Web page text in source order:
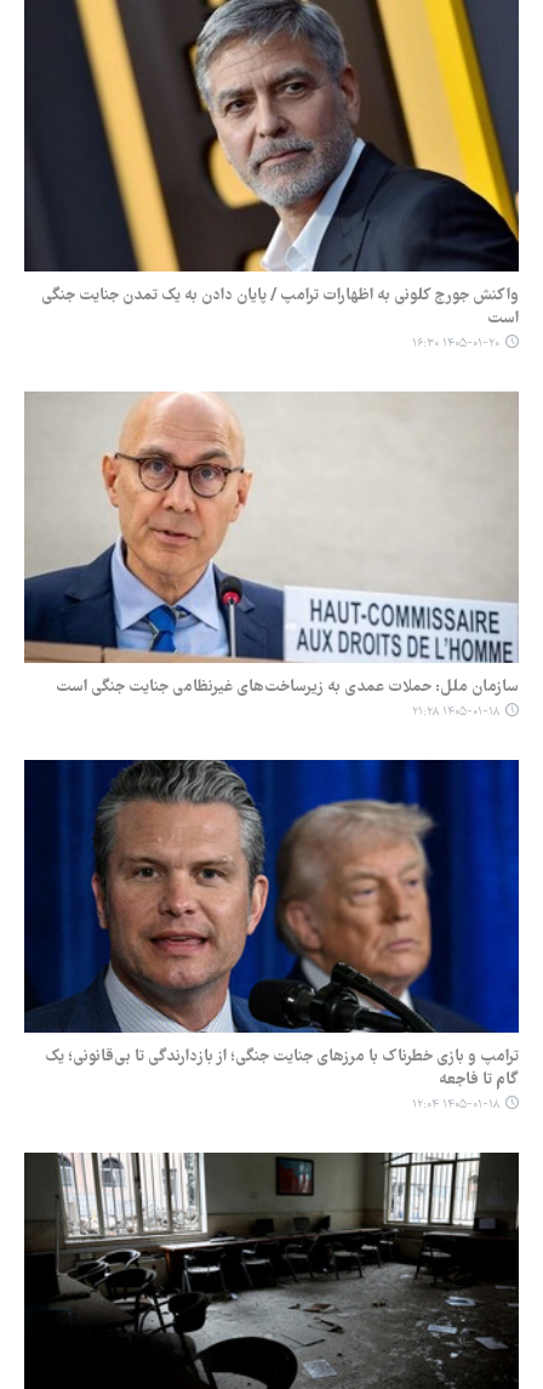
واکنش جورج کلونی به اظهارات ترامپ / پایان دادن به یک تمدن جنایت جنگی
است
۱۴۰۵-۰۱-۲۰ ۱۶:۳۰
سازمان ملل: حملات عمدی به زیرساخت‌های غیرنظامی جنایت جنگی است
۱۴۰۵-۰۱-۱۸ ۲۱:۲۸
ترامپ و بازی خطرناک با مرزهای جنایت جنگی؛ از بازدارندگی تا بی‌قانونی؛ یک
گام تا فاجعه
۱۴۰۵-۰۱-۱۸ ۱۲:۰۴